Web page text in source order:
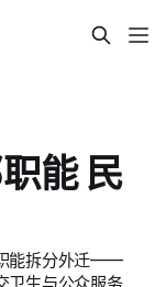
能 民
能拆分外迁——